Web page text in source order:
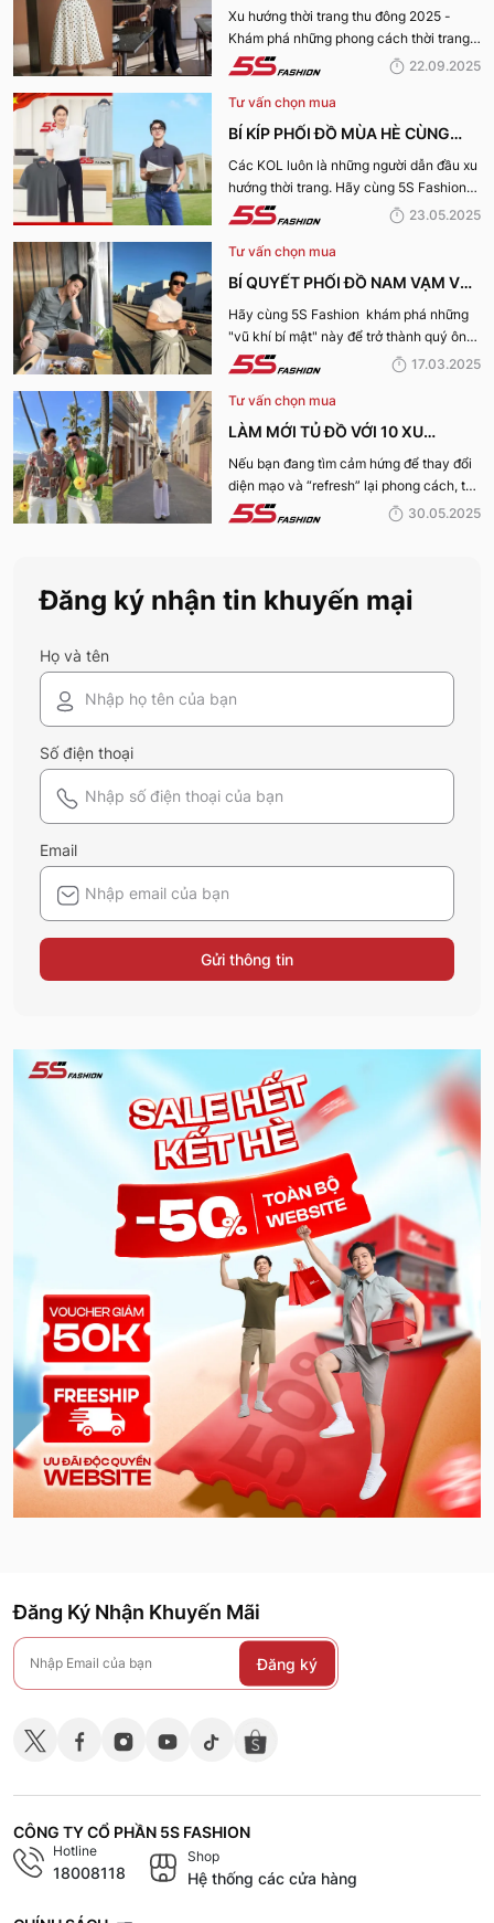
THU ĐÔNG 2025 TRENDY, GÂY
BÃO
Xu hướng thời trang thu đông 2025 -
Khám phá những phong cách thời trang
“làm mưa làm gió” từ sàn runway đến
22.09.2025
Tư vấn chọn mua
BÍ KÍP PHỐI ĐỒ MÙA HÈ CÙNG
KOL 5S FASHION: STYLE THU HÚT
CHO MỌI CHÀNG TRAI
Các KOL luôn là những người dẫn đầu xu
hướng thời trang. Hãy cùng 5S Fashion
điểm qua những bí kíp phối đồ mùa hè
23.05.2025
Tư vấn chọn mua
BÍ QUYẾT PHỐI ĐỒ NAM VẠM VỠ
ĐẸP, THU HÚT PHÁI NỮ
Hãy cùng 5S Fashion khám phá những
"vũ khí bí mật" này để trở thành quý ông
thu hút nhờ “tận dụng” triệt để những ưu
nhé:
17.03.2025
Tư vấn chọn mua
LÀM MỚI TỦ ĐỒ VỚI 10 XU
HƯỚNG THỜI TRANG HOT NHẤT
MÙA HÈ 2025
Nếu bạn đang tìm cảm hứng để thay đổi
diện mạo và “refresh” lại phong cách, thì
10 xu hướng thời trang Hè 2025 này
năm nay nhé!
30.05.2025
Đăng ký nhận tin khuyến mại
Họ và tên
Số điện thoại
Email
Gửi thông tin
Đăng Ký Nhận Khuyến Mãi
Đăng ký
CÔNG TY CỔ PHẦN 5S FASHION
Hotline
18008118
Shop
Hệ thống các cửa hàng